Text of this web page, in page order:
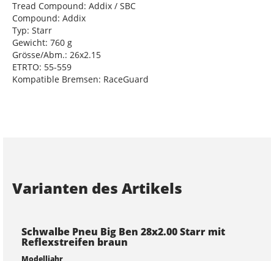
Tread Compound: Addix / SBC
Compound: Addix
Typ: Starr
Gewicht: 760 g
Grösse/Abm.: 26x2.15
ETRTO: 55-559
Kompatible Bremsen: RaceGuard
Varianten des Artikels
Schwalbe Pneu Big Ben 28x2.00 Starr mit
Reflexstreifen braun
Modelljahr